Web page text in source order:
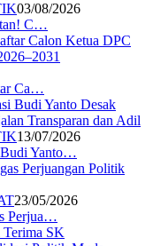
03/08/2026
C…
Ca…
13/07/2026
Budi Yanto…
23/05/2026
Perjua…